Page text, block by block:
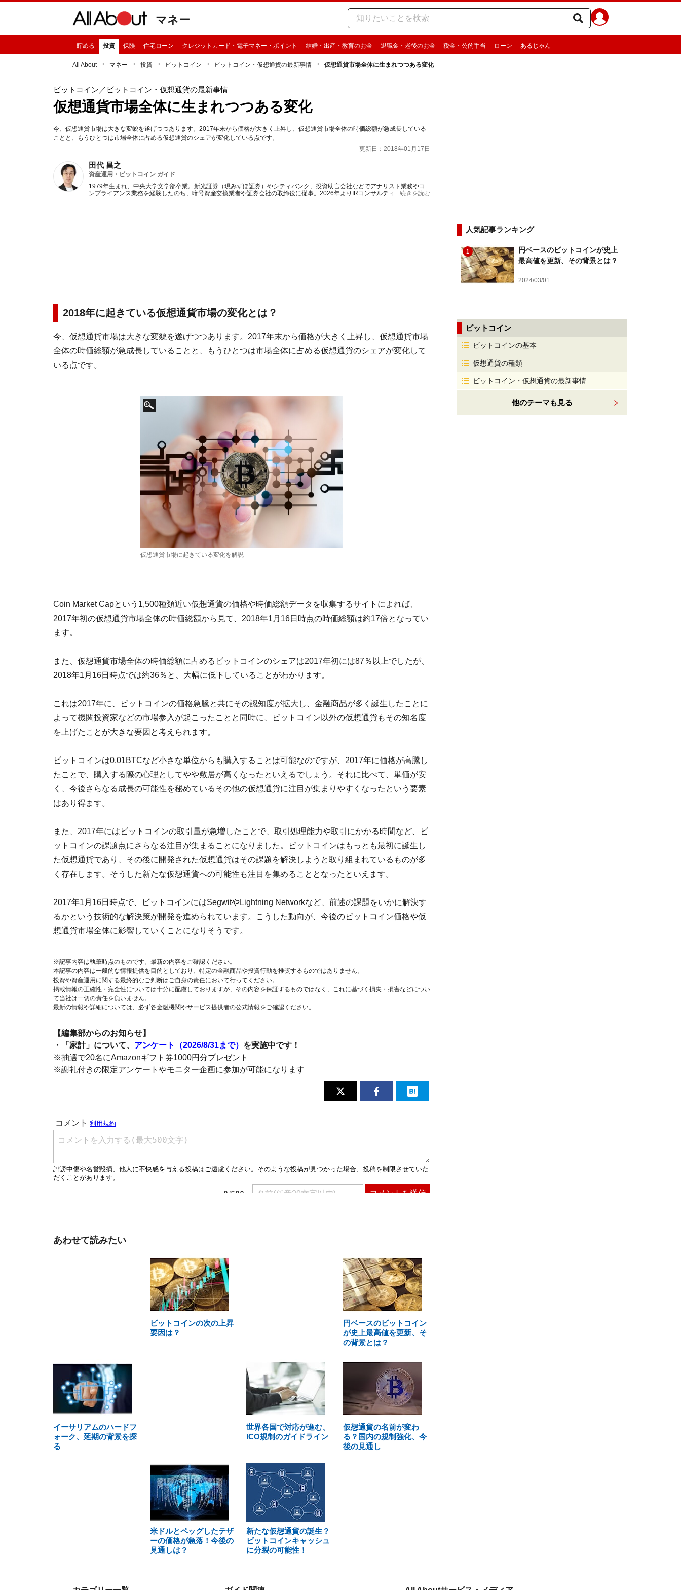
マネー
貯める 投資 保険 住宅ローン クレジットカード・電子マネー・ポイント 結婚・出産・教育のお金 退職金・老後のお金 税金・公的手当 ローン あるじゃん
All About マネー 投資 ビットコイン ビットコイン・仮想通貨の最新事情 仮想通貨市場全体に生まれつつある変化
ビットコイン ／ビットコイン・仮想通貨の最新事情
仮想通貨市場全体に生まれつつある変化
今、仮想通貨市場は大きな変貌を遂げつつあります。2017年末から価格が大きく上昇し、仮想通貨市場全体の時価総額が急成長している
ことと、もうひとつは市場全体に占める仮想通貨のシェアが変化している点です。
更新日：2018年01月17日
田代 昌之
資産運用・ビットコイン ガイド
1979年生まれ、中央大学文学部卒業。新光証券（現みずほ証券）やシティバンク、投資助言会社などでアナリスト業務やコ
ンプライアンス業務を経験したのち、暗号資産交換業者や証券会社の取締役に従事。2026年よりIRコンサルティングを手掛
けるU's企画に参画。
...続きを読む
2018年に起きている仮想通貨市場の変化とは？
今、仮想通貨市場は大きな変貌を遂げつつあります。2017年末から価格が大きく上昇し、仮想通貨市場
全体の時価総額が急成長していることと、もうひとつは市場全体に占める仮想通貨のシェアが変化して
いる点です。
仮想通貨市場に起きている変化を解説
Coin Market Capという1,500種類近い仮想通貨の価格や時価総額データを収集するサイトによれば、
2017年初の仮想通貨市場全体の時価総額から見て、2018年1月16日時点の時価総額は約17倍となってい
ます。
また、仮想通貨市場全体の時価総額に占めるビットコインのシェアは2017年初には87％以上でしたが、
2018年1月16日時点では約36％と、大幅に低下していることがわかります。
これは2017年に、ビットコインの価格急騰と共にその認知度が拡大し、金融商品が多く誕生したことに
よって機関投資家などの市場参入が起こったことと同時に、ビットコイン以外の仮想通貨もその知名度
を上げたことが大きな要因と考えられます。
ビットコインは0.01BTCなど小さな単位からも購入することは可能なのですが、2017年に価格が高騰し
たことで、購入する際の心理としてやや敷居が高くなったといえるでしょう。それに比べて、単価が安
く、今後さらなる成長の可能性を秘めているその他の仮想通貨に注目が集まりやすくなったという要素
はあり得ます。
また、2017年にはビットコインの取引量が急増したことで、取引処理能力や取引にかかる時間など、ビ
ットコインの課題点にさらなる注目が集まることになりました。ビットコインはもっとも最初に誕生し
た仮想通貨であり、その後に開発された仮想通貨はその課題を解決しようと取り組まれているものが多
く存在します。そうした新たな仮想通貨への可能性も注目を集めることとなったといえます。
2017年1月16日時点で、ビットコインにはSegwitやLightning Networkなど、前述の課題をいかに解決す
るかという技術的な解決策が開発を進められています。こうした動向が、今後のビットコイン価格や仮
想通貨市場全体に影響していくことになりそうです。
※記事内容は執筆時点のものです。最新の内容をご確認ください。
本記事の内容は一般的な情報提供を目的としており、特定の金融商品や投資行動を推奨するものではありません。
投資や資産運用に関する最終的なご判断はご自身の責任において行ってください。
掲載情報の正確性・完全性については十分に配慮しておりますが、その内容を保証するものではなく、これに基づく損失・損害などについ
て当社は一切の責任を負いません。
最新の情報や詳細については、必ず各金融機関やサービス提供者の公式情報をご確認ください。
【編集部からのお知らせ】
・「家計」について、 アンケート（2026/8/31まで） を実施中です！
※抽選で20名にAmazonギフト券1000円分プレゼント
※謝礼付きの限定アンケートやモニター企画に参加が可能になります
あわせて読みたい
ビットコインの次の上昇
要因は？
円ベースのビットコイン
が史上最高値を更新、そ
の背景とは？
イーサリアムのハードフ
ォーク、延期の背景を探
る
世界各国で対応が進む、
ICO規制のガイドライン
仮想通貨の名前が変わ
る？国内の規制強化、今
後の見通し
米ドルとペッグしたテザ
ーの価格が急落！今後の
見通しは？
新たな仮想通貨の誕生？
ビットコインキャッシュ
に分裂の可能性！
人気記事ランキング
1
円ベースのビットコインが史上
最高値を更新、その背景とは？
2024/03/01
ビットコイン
ビットコインの基本
仮想通貨の種類
ビットコイン・仮想通貨の最新事情
他のテーマも見る